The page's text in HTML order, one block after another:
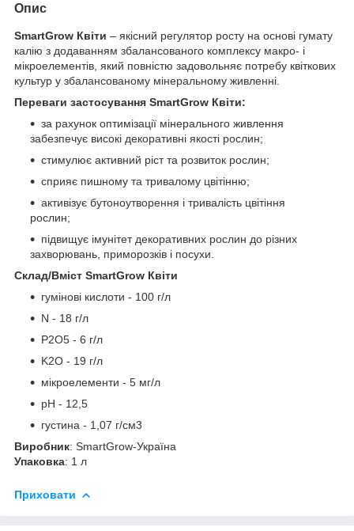
Опис
SmartGrow Квіти – якісний регулятор росту на основі гумату
калію з додаванням збалансованого комплексу макро- і
мікроелементів, який повністю задовольняє потребу квіткових
культур у збалансованому мінеральному живленні.
Переваги застосування SmartGrow Квіти:
за рахунок оптимізації мінерального живлення
забезпечує високі декоративні якості рослин;
стимулює активний ріст та розвиток рослин;
сприяє пишному та тривалому цвітінню;
активізує бутоноутворення і тривалість цвітіння
рослин;
підвищує імунітет декоративних рослин до різних
захворювань, приморозків і посухи.
Склад/Вміст SmartGrow Квіти
гумінові кислоти - 100 г/л
N - 18 г/л
P2O5 - 6 г/л
K2O - 19 г/л
мікроелементи - 5 мг/л
pH - 12,5
густина - 1,07 г/см3
Виробник: SmartGrow-Україна
Упаковка: 1 л
Приховати